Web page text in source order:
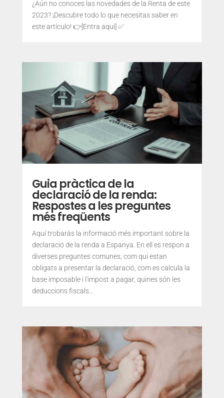
¿Aún no conoces las novedades de la Renta de este
2023? ¡Descubre todo lo que necesitas saber en
este artículo! 👉[Entra aquí] ✅
Guia pràctica de la
declaració de la renda:
Respostes a les preguntes
més freqüents
Aquí trobaràs la informació més important sobre la
declaració de la renda a Espanya. En ell es respon a
diverses preguntes comunes, com qui estan
obligats a presentar la declaració, com es calcula la
base imposable i l'impost a pagar, quines són les
deduccions fiscals...